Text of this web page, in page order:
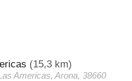
(15,3 km)
Americas, Arona, 38660